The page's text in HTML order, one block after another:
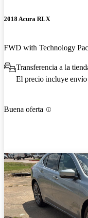
2018 Acura RLX
FWD with Technology
Transferencia a la
El precio incluye
Buena oferta